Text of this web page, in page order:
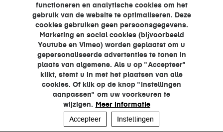
functioneren en analytische cookies om het
gebruik van de website te optimaliseren. Deze
cookies gebruiken geen persoonsgegevens.
Marketing en social cookies (bijvoorbeeld
Youtube en Vimeo) worden geplaatst om u
gepersonaliseerde advertenties te tonen in
plaats van algemene. Als u op "Accepteer"
klikt, stemt u in met het plaatsen van alle
cookies. Of klik op de knop "Instellingen
aanpassen" om uw voorkeuren te
wijzigen. Meer informatie
Accepteer
Instellingen